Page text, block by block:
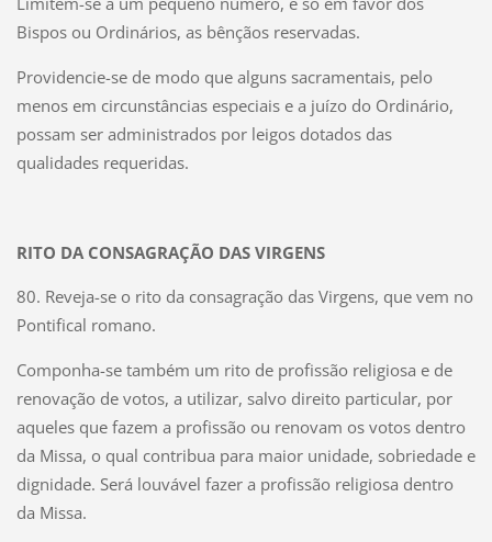
Bispos ou Ordinários, as bênçãos reservadas.
Providencie-se de modo que alguns sacramentais, pelo
menos em circunstâncias especiais e a juízo do Ordinário,
possam ser administrados por leigos dotados das
qualidades requeridas.
RITO DA CONSAGRAÇÃO DAS VIRGENS
80. Reveja-se o rito da consagração das Virgens, que vem no
Pontifical romano.
Componha-se também um rito de profissão religiosa e de
renovação de votos, a utilizar, salvo direito particular, por
aqueles que fazem a profissão ou renovam os votos dentro
da Missa, o qual contribua para maior unidade, sobriedade e
dignidade. Será louvável fazer a profissão religiosa dentro
da Missa.